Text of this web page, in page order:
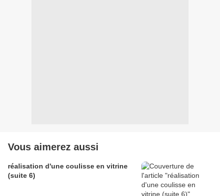
Vous aimerez aussi
réalisation d'une coulisse en vitrine
(suite 6)